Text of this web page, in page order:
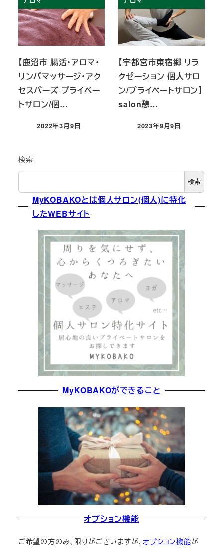
【鹿沼市 腸活・アロマ・
リンパマッサージ・アク
セスバーズ プライベー
トサロン/個…
投稿日
2022年3月9日
【宇都宮市東宿郷 リラ
クゼーション 個人サロ
ン/プライベートサロン】
salon憩…
投稿日
2023年9月9日
検索
検索
MyKOBAKOとは個人サロン(個人)に特化
したWEBサイト
MyKOBAKOができること
オプション機能
ご希望の方のみ、限りがございますが、オプション機能が